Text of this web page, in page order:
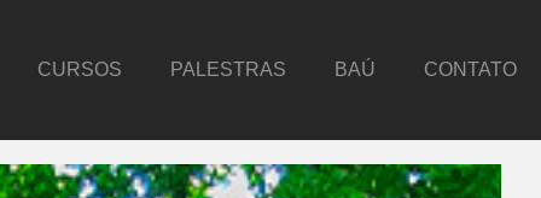
CURSOS PALESTRAS BAÚ CONTATO